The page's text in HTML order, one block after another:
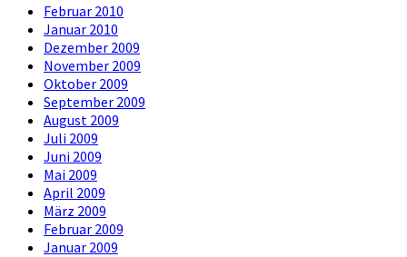
Februar 2010
Januar 2010
Dezember 2009
November 2009
Oktober 2009
September 2009
August 2009
Juli 2009
Juni 2009
Mai 2009
April 2009
März 2009
Februar 2009
Januar 2009